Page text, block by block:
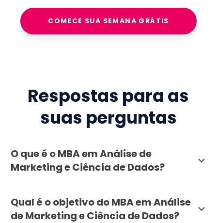
COMECE SUA SEMANA GRÁTIS
Respostas para as
suas perguntas
O que é o MBA em Análise de
Marketing e Ciência de Dados?
Qual é o objetivo do MBA em Análise
de Marketing e Ciência de Dados?